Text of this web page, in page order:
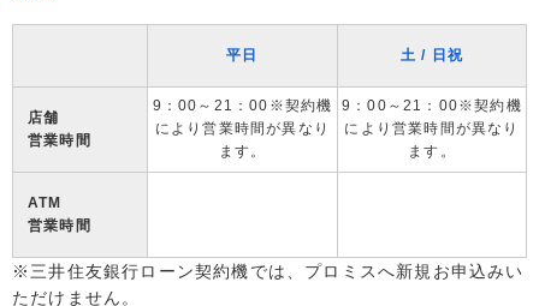
平日 土 / 日祝
店舗
営業時間
9：00～21：00※契約機
により営業時間が異なり
ます。
9：00～21：00※契約機
により営業時間が異なり
ます。
ATM
営業時間
※三井住友銀行ローン契約機では、プロミスへ新規お申込みい
ただけません。